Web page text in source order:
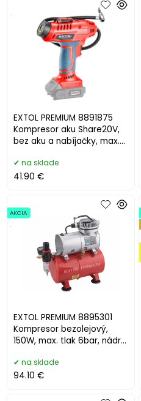
EXTOL PREMIUM 8891875
Kompresor aku Share20V,
bez aku a nabíjačky, max.
.
na sklade
41.90 €
EXTOL PREMIUM 8895301
Kompresor bezolejový,
150W, max. tlak 6bar, nádrž
AKCIA
.
na sklade
94.10 €